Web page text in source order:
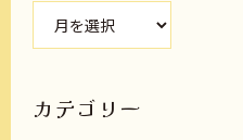
カ
ブ
カテゴリー